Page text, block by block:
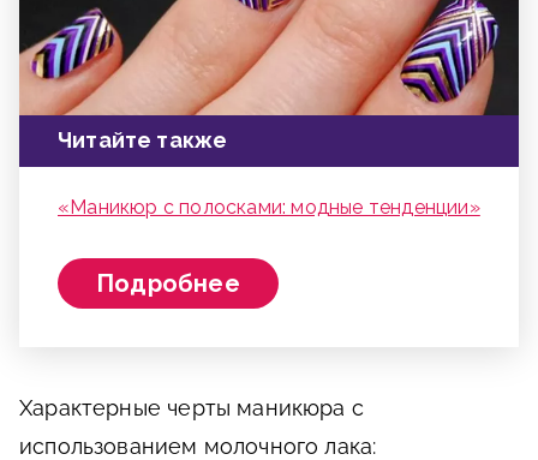
Читайте также
«Маникюр с полосками: модные тенденции»
Подробнее
Характерные черты маникюра с
использованием молочного лака: